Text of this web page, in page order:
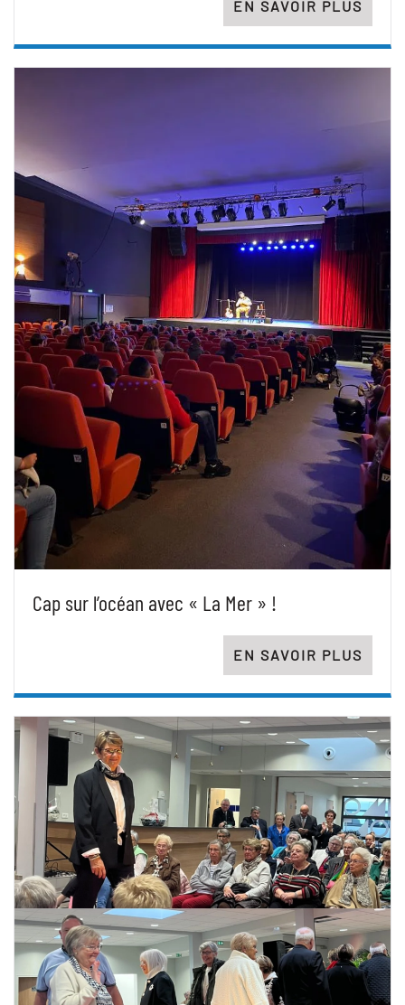
EN SAVOIR PLUS
Cap sur l’océan avec « La Mer » !
EN SAVOIR PLUS